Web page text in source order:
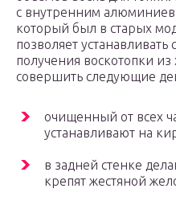
с внутренним
который был в старых
позволяет
получения воскотопки
совершить следующие
очищенный от всех
устанавливают на
в задней стенке
крепят жестяной